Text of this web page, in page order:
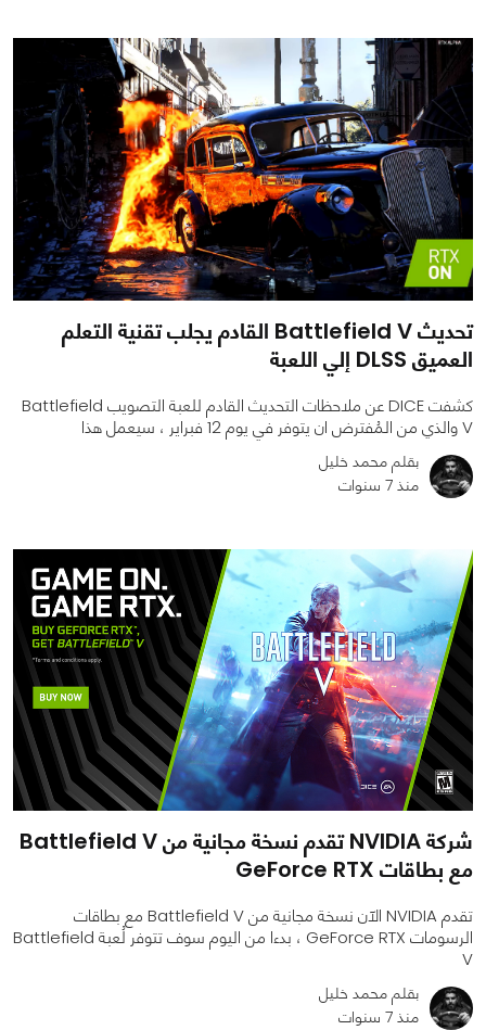
تحديث Battlefield V القادم يجلب تقنية التعلم
العميق DLSS إلي اللعبة
كشفت DICE عن ملاحظات التحديث القادم للعبة التصويب Battlefield
V والذي من المُفترض ان يتوفر في يوم 12 فبراير ، سيعمل هذا
بقلم محمد خليل
منذ 7 سنوات
شركة NVIDIA تقدم نسخة مجانية من Battlefield V
مع بطاقات GeForce RTX
تقدم NVIDIA الآن نسخة مجانية من Battlefield V مع بطاقات
الرسومات GeForce RTX ، بدءا من اليوم سوف تتوفر لُعبة Battlefield
V
بقلم محمد خليل
منذ 7 سنوات